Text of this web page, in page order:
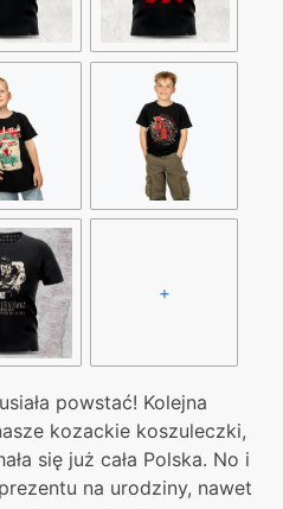
+
powstać! Kolejna
kozackie koszuleczki,
się już cała Polska. No i
na urodziny, nawet